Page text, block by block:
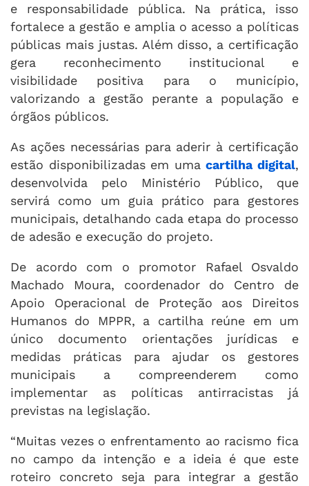
e responsabilidade pública. Na prática, isso
fortalece a gestão e amplia o acesso a políticas
públicas mais justas. Além disso, a certificação
gera reconhecimento institucional e
visibilidade positiva para o município,
valorizando a gestão perante a população e
órgãos públicos.
As ações necessárias para aderir à certificação
estão disponibilizadas em umacartilha digital,
desenvolvida pelo Ministério Público, que
servirá como um guia prático para gestores
municipais, detalhando cada etapa do processo
de adesão e execução do projeto.
De acordo com o promotor Rafael Osvaldo
Machado Moura, coordenador do Centro de
Apoio Operacional de Proteção aos Direitos
Humanos do MPPR, a cartilha reúne em um
único documento orientações jurídicas e
medidas práticas para ajudar os gestores
municipais a compreenderem como
implementar as políticas antirracistas já
previstas na legislação.
“Muitas vezes o enfrentamento ao racismo fica
no campo da intenção e a ideia é que este
roteiro concreto seja para integrar a gestão